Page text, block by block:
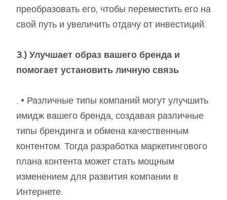
преобразовать его, чтобы переместить его на
свой путь и увеличить отдачу от инвестиций.
3.) Улучшает образ вашего бренда и
помогает установить личную связь
. • Различные типы компаний могут улучшить
имидж вашего бренда, создавая различные
типы брендинга и обмена качественным
контентом. Тогда разработка маркетингового
плана контента может стать мощным
изменением для развития компании в
Интернете.